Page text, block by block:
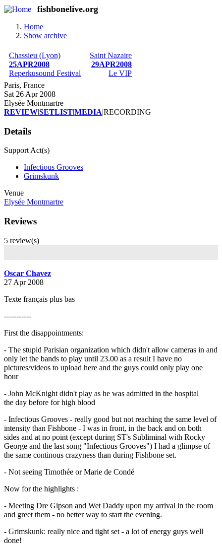
Skip
main
content
fishbonelive.org
Breadcrumb
Home
Show archive
Chassieu (Lyon)
25APR2008
Reperkusound Festival
Saint Nazaire
29APR2008
Le VIP
Paris, France
Sat 26 Apr 2008
Elysée Montmartre
REVIEW|SETLIST|MEDIA|RECORDING
Details
Support Act(s)
Infectious Grooves
Grimskunk
Venue
Elysée Montmartre
Reviews
5 review(s)
Oscar Chavez
27 Apr 2008
Texte français plus bas
-----------
First the disappointments:
- The stupid Parisian organization which didn't allow cameras in and
only let the bands to play until 23.00 as a result I have no
pictures/videos to upload here and the guys could only play one
hour
- John McKnight didn't play as he was admitted in the hospital
the day before for high blood
- Infectious Grooves - really good but not reaching the same level of
intensity than Fishbone - I was in front, in the back and on both
sides and at no point (except during ST's Subliminal with Rocky
George and the last song "Infectious Grooves") I had a glimpse of
the same continous crazyness than during Fishbone set.
- Not seeing Timothée or Marie de Condé
Now for the highlights :
- Meeting Dre Gipson and Wet Daddy upon my arrival in the room
and greet them - no better way to start the evening.
- Grimskunk: really nice and tight set - a lot of energy guys well
done!